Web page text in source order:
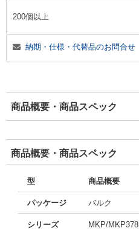
200個以上
納期・仕様・代替品のお問合せ
商品概要・商品スペック
商品概要・商品スペック
型 商品概要
パッケージ バルク
シリーズ MKP/MKP378